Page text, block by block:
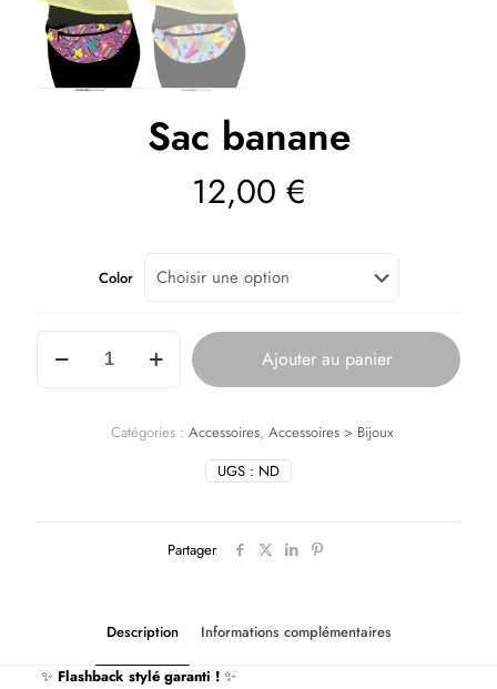
Sac banane
12,00 €
Color
Ajouter au panier
UGS : ND
Catégories : Accessoires, Accessoires > Bijoux
Partager
Description Informations complémentaires
✨ Flashback stylé garanti !✨